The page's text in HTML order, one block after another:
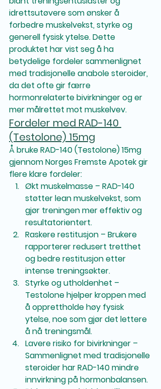
idrettsutøvere som ønsker å
forbedre muskelvekst, styrke og
generell fysisk ytelse. Dette
produktet har vist seg å ha
betydelige fordeler sammenlignet
med tradisjonelle anabole steroider,
da det ofte gir færre
hormonrelaterte bivirkninger og er
mer målrettet mot muskelvev.
Fordeler med RAD-140
(Testolone) 15mg
Å bruke RAD-140 (Testolone) 15mg
gjennom Norges Fremste Apotek gir
flere klare fordeler:
Økt muskelmasse – RAD-140
støtter lean muskelvekst, som
gjør treningen mer effektiv og
resultatorientert.
Raskere restitusjon – Brukere
rapporterer redusert tretthet
og bedre restitusjon etter
intense treningsøkter.
Styrke og utholdenhet –
Testolone hjelper kroppen med
å opprettholde høy fysisk
ytelse, noe som gjør det lettere
å nå treningsmål.
Lavere risiko for bivirkninger –
Sammenlignet med tradisjonelle
steroider har RAD-140 mindre
innvirkning på hormonbalansen.